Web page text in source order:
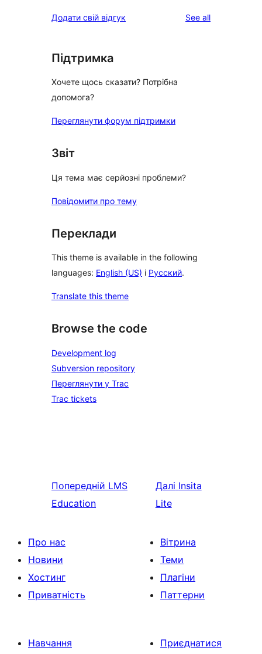
Додати свій відгук See allreviews
Підтримка
Хочете щось сказати? Потрібна
допомога?
Переглянути форум підтримки
Звіт
Ця тема має серйозні проблеми?
Повідомити про тему
Переклади
This theme is available in the following
languages: English (US) і Русский.
Translate this theme
Browse the code
Development log
Subversion repository
Переглянути у Trac
Trac tickets
Попередній LMS
Education
Далі Insita
Lite
Про нас
Новини
Хостинг
Приватність
Вітрина
Теми
Плагіни
Паттерни
Навчання
Приєднатися